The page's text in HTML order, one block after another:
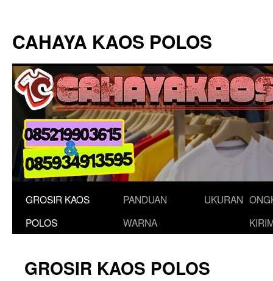
isi
CAHAYA KAOS POLOS
GROSIR KAOS
POLOS
PANDUAN
WARNA
UKURAN
GROSIR KAOS POLOS